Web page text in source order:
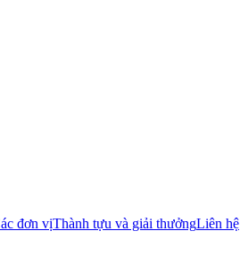
đơn vịThành tựu và giải thưởngLiên hệ